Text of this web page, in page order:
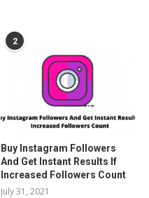
2
Buy Instagram Followers
And Get Instant Results If
Increased Followers Count
July 31, 2021